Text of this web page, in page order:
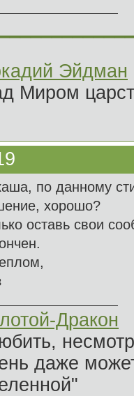
Эйдман
Миром
по данному
хорошо?
оставь свои
Дракон
даже